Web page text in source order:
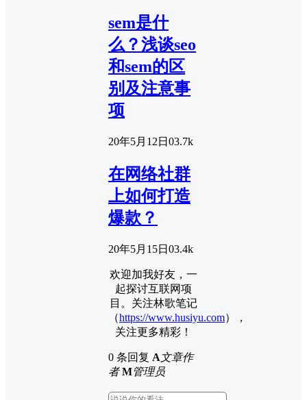
sem是什
么？浅谈seo
和sem的区
别及注意事
项
20年5月12日 03.7k
在网络社群
上如何打造
爆款？
20年5月15日 03.4k
欢迎加我好友，一
起探讨互联网项
目。关注林歌笔记
（https://www.husiyu.com），
关注更多精彩！
0 条回复 A文章作
者 M管理员